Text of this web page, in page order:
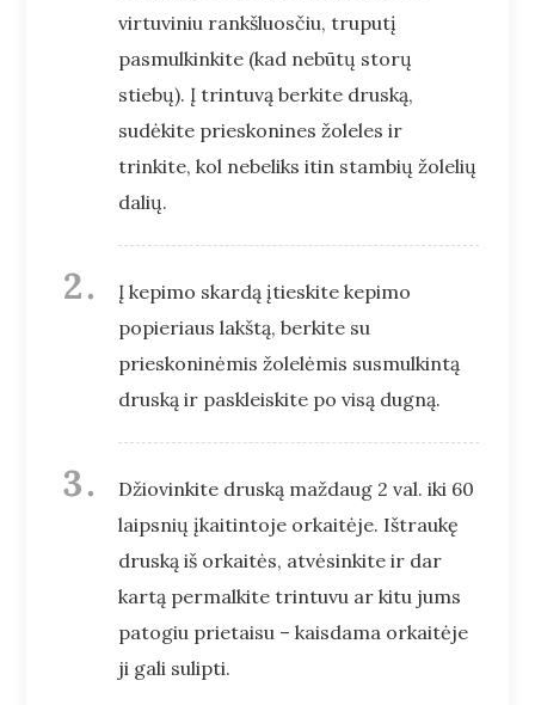
virtuviniu rankšluosčiu, truputį
pasmulkinkite (kad nebūtų storų
stiebų). Į trintuvą berkite druską,
sudėkite prieskonines žoleles ir
trinkite, kol nebeliks itin stambių žolelių
dalių.
Į kepimo skardą įtieskite kepimo
popieriaus lakštą, berkite su
prieskoninėmis žolelėmis susmulkintą
druską ir paskleiskite po visą dugną.
Džiovinkite druską maždaug 2 val. iki 60
laipsnių įkaitintoje orkaitėje. Ištraukę
druską iš orkaitės, atvėsinkite ir dar
kartą permalkite trintuvu ar kitu jums
patogiu prietaisu – kaisdama orkaitėje
ji gali sulipti.